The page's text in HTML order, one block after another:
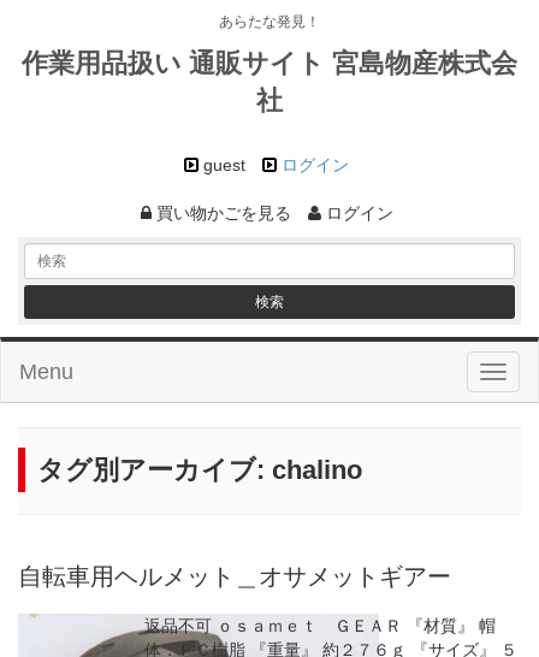
あらたな発見！
作業用品扱い 通販サイト 宮島物産株式会
社
guest ログイン
買い物かごを見る ログイン
Menu
タグ別アーカイブ: chalino
自転車用ヘルメット＿オサメットギアー
返品不可 ｏｓａｍｅｔ ＧＥＡＲ 『材質』 帽
体：ＰＣ樹脂 『重量』 約２７６ｇ 『サイズ』 ５